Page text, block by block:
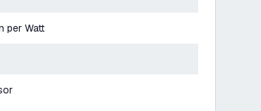
per Watt